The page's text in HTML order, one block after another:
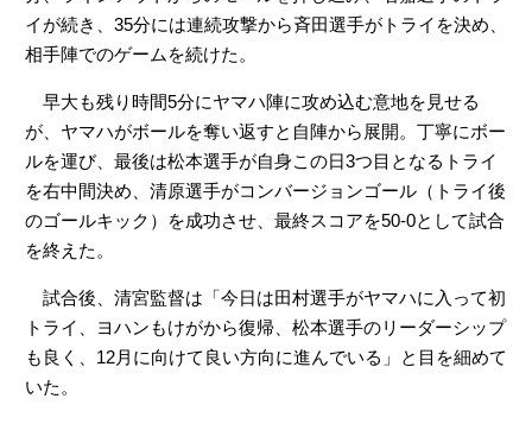
イが続き、35分には連続攻撃から斉田選手がトライを決め、
相手陣でのゲームを続けた。
早大も残り時間5分にヤマハ陣に攻め込む意地を見せる
が、ヤマハがボールを奪い返すと自陣から展開。丁寧にボー
ルを運び、最後は松本選手が自身この日3つ目となるトライ
を右中間決め、清原選手がコンバージョンゴール（トライ後
のゴールキック）を成功させ、最終スコアを50-0として試合
を終えた。
試合後、清宮監督は「今日は田村選手がヤマハに入って初
トライ、ヨハンもけがから復帰、松本選手のリーダーシップ
も良く、12月に向けて良い方向に進んでいる」と目を細めて
いた。